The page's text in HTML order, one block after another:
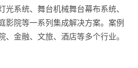
光系统、舞台机械舞台幕布系统、
影院等一系列集成解决方案。案例
、金融、文旅、酒店等多个行业。